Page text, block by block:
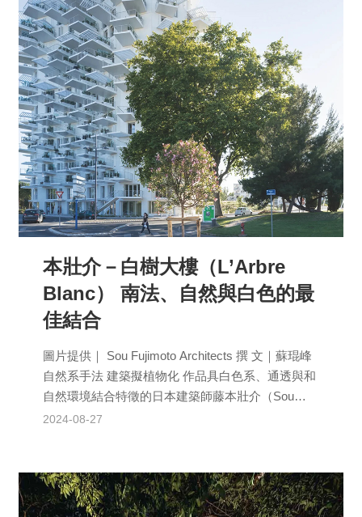
本壯介－白樹大樓（L’Arbre
Blanc） 南法、自然與白色的最
佳結合
圖片提供｜ Sou Fujimoto Architects 撰 文｜蘇琨峰
自然系手法 建築擬植物化 作品具白色系、通透與和
自然環境結合特徵的日本建築師藤本壯介（Sou
Fujim...
2024-08-27